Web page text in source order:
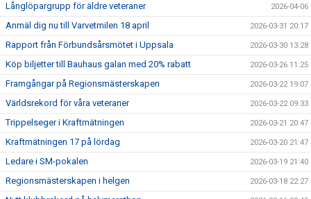
Långlöpargrupp för äldre veteraner 2026-04-06
Anmäl dig nu till Varvetmilen 18 april 2026-03-31 20:17
Rapport från Förbundsårsmötet i Uppsala 2026-03-30 13:28
Köp biljetter till Bauhaus galan med 20% rabatt 2026-03-26 11:25
Framgångar på Regionsmästerskapen 2026-03-22 19:07
Världsrekord för våra veteraner 2026-03-22 09:33
Trippelseger i Kraftmätningen 2026-03-21 20:47
Kraftmätningen 17 på lördag 2026-03-20 21:47
Ledare i SM-pokalen 2026-03-19 21:40
Regionsmästerskapen i helgen 2026-03-18 22:27